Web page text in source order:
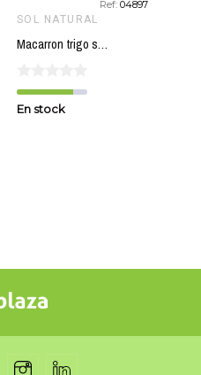
Ref: 04897
SOL NATURAL
Macarron trigo sarraceno con lino sin gluten SOL NATURAL 250 gr BIO
En stock